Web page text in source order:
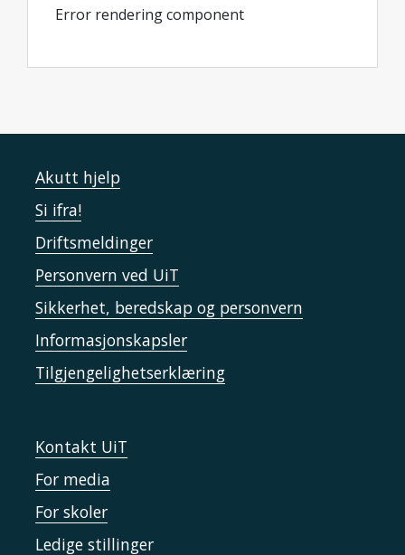
Error rendering component
Akutt hjelp
Si ifra!
Driftsmeldinger
Personvern ved UiT
Sikkerhet, beredskap og personvern
Informasjonskapsler
Tilgjengelighetserklæring
Kontakt UiT
For media
For skoler
Ledige stillinger